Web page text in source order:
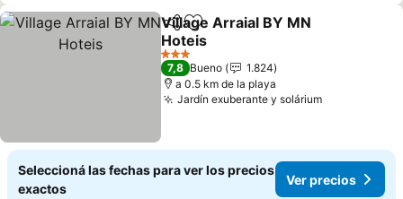
CompartirAñadir a favoritos
Village Arraial BY MN
Hoteis
3 Estrellas
7,8 Bueno
1.824
a 0.5 km de la playa
Jardín exuberante y solárium
Seleccioná las fechas para ver los precios
exactos
Ver precios